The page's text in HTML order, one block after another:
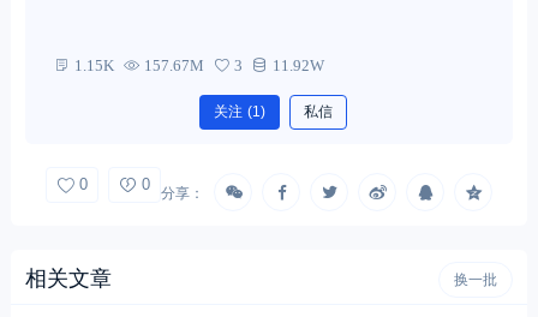
1.15K 157.67M 3 11.92W
关注 (1) 私信
0 0 分享：
相关文章 换一批